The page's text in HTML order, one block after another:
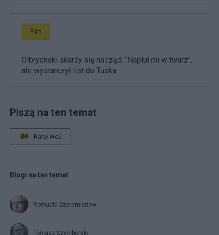
Film
Olbrychski skarży się na rząd. "Napluł mi w twarz",
ale wystarczył list do Tuska
Piszą na ten temat
Rafał Woś
Blogi na ten temat
Romuald Szeremietiew
Tomasz Szymborski